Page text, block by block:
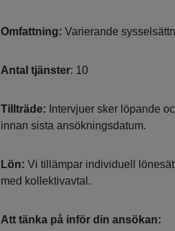
Omfattning: Varierande
Antal tjänster: 10
Tillträde: Intervjuer sker löpande
innan sista ansökningsdatum.
Lön: Vi tillämpar individuell
med kollektivavtal.
Att tänka på inför din ansökan: